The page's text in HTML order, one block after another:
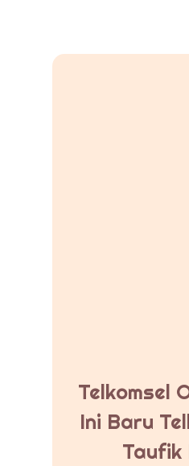
Telkomsel
Ini Baru
Taufik